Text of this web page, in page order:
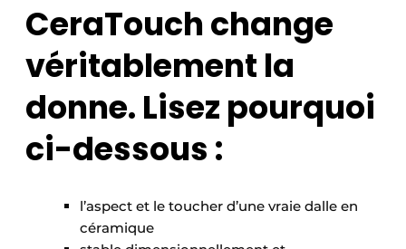
CeraTouch change
véritablement la
donne. Lisez pourquoi
ci-dessous :
l’aspect et le toucher d’une vraie dalle en
céramique